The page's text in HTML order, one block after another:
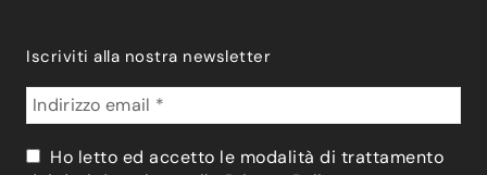
Iscriviti alla nostra newsletter
Ho letto ed accetto le modalità di trattamento